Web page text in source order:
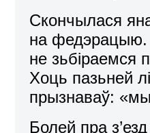
Скончылася
на
не зьбіраемся
Хоць пазьней
прызнаваў:
Болей пра